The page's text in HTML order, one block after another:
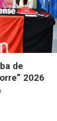
de
2026